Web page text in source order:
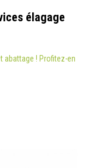
élagage
abattage ! Profitez-en